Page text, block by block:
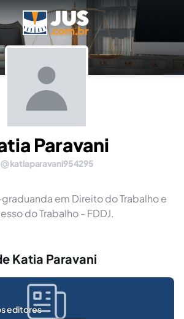
Paravani
katiaparavani954295
em Direito do Trabalho e
do Trabalho - FDDJ.
Katia Paravani
editores